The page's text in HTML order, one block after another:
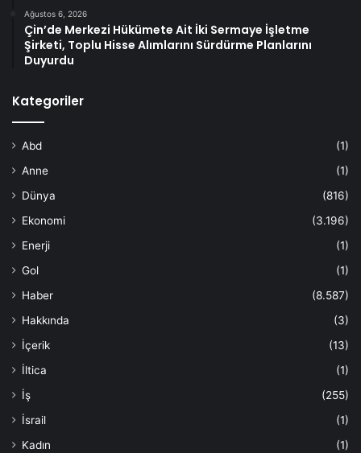
Ağustos 6, 2026
Çin’de Merkezi Hükümete Ait İki Sermaye İşletme
Şirketi, Toplu Hisse Alımlarını Sürdürme Planlarını
Duyurdu
Kategoriler
Abd
(1)
Anne
(1)
Dünya
(816)
Ekonomi
(3.196)
Enerji
(1)
Gol
(1)
Haber
(8.587)
Hakkında
(3)
İçerik
(13)
İltica
(1)
İş
(255)
İsrail
(1)
Kadın
(1)